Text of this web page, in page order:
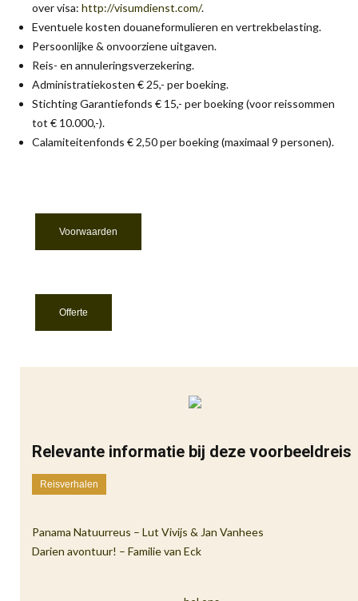
over visa: http://visumdienst.com/.
Eventuele kosten douaneformulieren en vertrekbelasting.
Persoonlijke & onvoorziene uitgaven.
Reis- en annuleringsverzekering.
Administratiekosten € 25,- per boeking.
Stichting Garantiefonds € 15,- per boeking (voor reissommen
tot € 10.000,-).
Calamiteitenfonds € 2,50 per boeking (maximaal 9 personen).
Voorwaarden
Offerte
Relevante informatie bij deze voorbeeldreis
Reisverhalen
Panama Natuurreus – Lut Vivijs & Jan Vanhees
Darien avontuur! – Familie van Eck